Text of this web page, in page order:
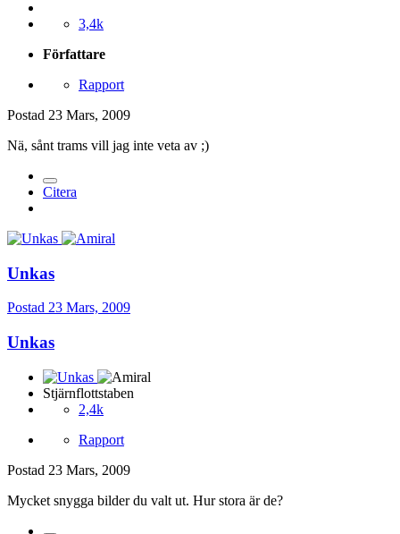
3,4k
Författare
Rapport
Postad 23 Mars, 2009
Nä, sånt trams vill jag inte veta av ;)
Citera
Unkas
Postad 23 Mars, 2009
Unkas
Stjärnflottstaben
2,4k
Rapport
Postad 23 Mars, 2009
Mycket snygga bilder du valt ut. Hur stora är de?